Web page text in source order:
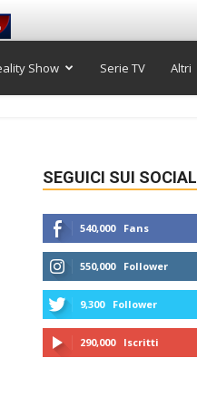
Show Serie TV Altri
SEGUICI SUI SOCIAL
540,000 Fans
550,000 Follower
9,300 Follower
290,000 Iscritti